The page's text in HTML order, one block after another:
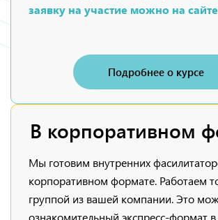
заявку на участие можно на
Подробнее о курсе
В корпоративном
Мы готовим внутренних
корпоративном формате. Работаем
группой из вашей компании. Это